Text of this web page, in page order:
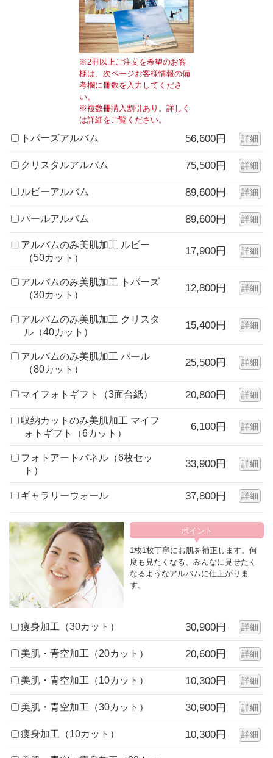
※2冊以上ご注文を希望のお客
様は、次ページお客様情報の備
考欄に冊数を入力してくださ
い。
※複数冊購入割引あり。詳しく
は詳細をご覧ください。
トパーズアルバム 56,600円 詳細
クリスタルアルバム 75,500円 詳細
ルビーアルバム 89,600円 詳細
パールアルバム 89,600円 詳細
アルバムのみ美肌加工 ルビー
（50カット）
17,900円 詳細
アルバムのみ美肌加工 トパーズ
（30カット）
12,800円 詳細
アルバムのみ美肌加工 クリスタ
ル（40カット）
15,400円 詳細
アルバムのみ美肌加工 パール
（80カット）
25,500円 詳細
マイフォトギフト（3面台紙） 20,800円 詳細
収納カットのみ美肌加工 マイフ
ォトギフト（6カット）
6,100円 詳細
フォトアートパネル（6枚セッ
ト）
33,900円 詳細
ギャラリーウォール 37,800円 詳細
1枚1枚丁寧にお肌を補正します。何
度も見たくなる、みんなに見せたく
なるようなアルバムに仕上がりま
す。
痩身加工（30カット） 30,900円 詳細
美肌・青空加工（20カット） 20,600円 詳細
美肌・青空加工（10カット） 10,300円 詳細
美肌・青空加工（30カット） 30,900円 詳細
痩身加工（10カット） 10,300円 詳細